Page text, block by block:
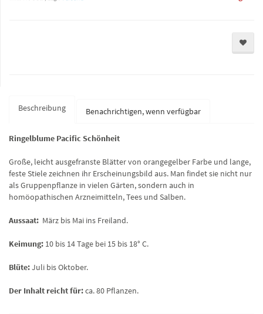
Beschreibung Benachrichtigen, wenn verfügbar
Ringelblume Pacific Schönheit
Große, leicht ausgefranste Blätter von orangegelber Farbe und lange,
feste Stiele zeichnen ihr Erscheinungsbild aus. Man findet sie nicht nur
als Gruppenpflanze in vielen Gärten, sondern auch in
homöopathischen Arzneimitteln, Tees und Salben.
Aussaat: März bis Mai ins Freiland.
Keimung: 10 bis 14 Tage bei 15 bis 18° C.
Blüte:Juli bis Oktober.
Der Inhalt reicht für:ca. 80 Pflanzen.